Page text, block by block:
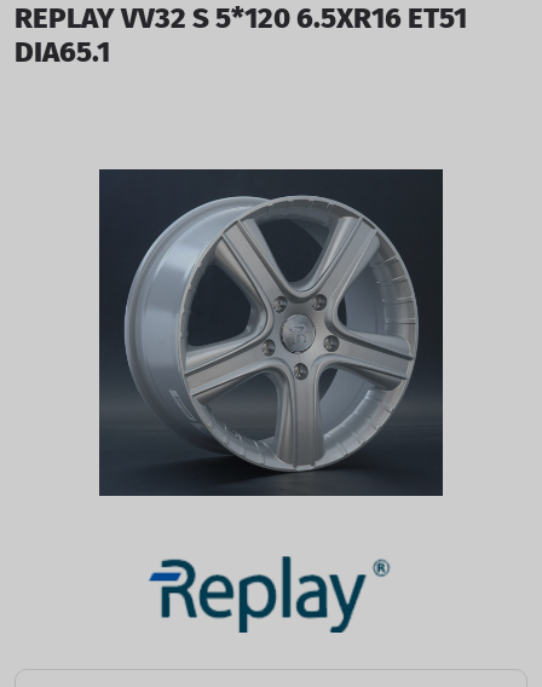
REPLAY VV32 S 5*120 6.5XR16 ET51
DIA65.1